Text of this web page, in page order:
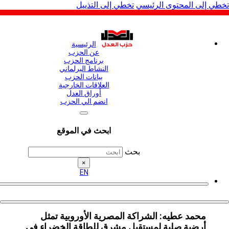
المحتوى الرئيسي تخطي إلى التذييل
الرئيسية
عن الحزب
برنامج الحزب
النشاط البرلماني
بيانات الحزب
العلاقات الخارجية
أوراق العدل
انضم الي الحزب
ابحث في الموقع
محمد عطيه: الشراكة المصرية الأوروبية تمثل
أرضية صلبة لمستقبل مشرق للطاقة الخضراء في